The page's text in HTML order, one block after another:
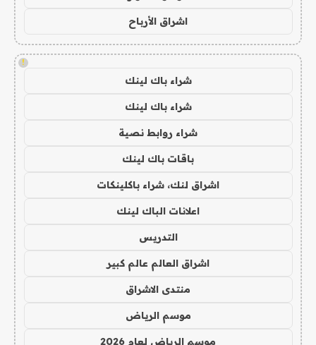
اشراق الأرباح
!
شراء باك لينك
شراء باك لينك
شراء روابط نصية
باقات باك لينك
اشراق لنك، شراء باكلينكات
اعلانات الباك لينك
التدريس
اشراق العالم عالم كبير
منتدى الاشراق
موسم الرياض
موسم الرياض لعام 2026